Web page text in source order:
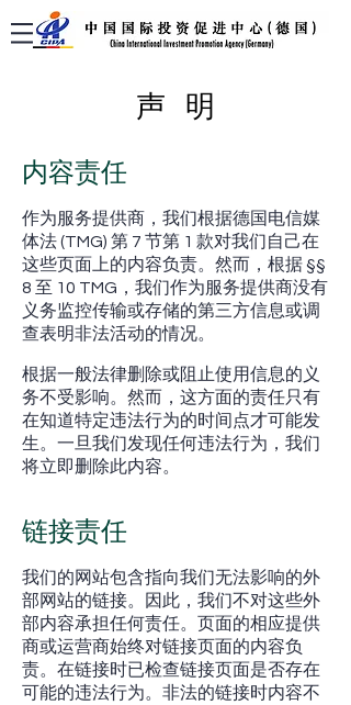
声 明
内容责任
作为服务提供商，我们根据德国电信媒
体法 (TMG) 第 7 节第 1 款对我们自己在
这些页面上的内容负责。然而，根据 §§
8 至 10 TMG，我们作为服务提供商没有
义务监控传输或存储的第三方信息或调
查表明非法活动的情况。
根据一般法律删除或阻止使用信息的义
务不受影响。然而，这方面的责任只有
在知道特定违法行为的时间点才可能发
生。一旦我们发现任何违法行为，我们
将立即删除此内容。
链接责任
我们的网站包含指向我们无法影响的外
部网站的链接。因此，我们不对这些外
部内容承担任何责任。页面的相应提供
商或运营商始终对链接页面的内容负
责。在链接时已检查链接页面是否存在
可能的违法行为。非法的​链接时内容不